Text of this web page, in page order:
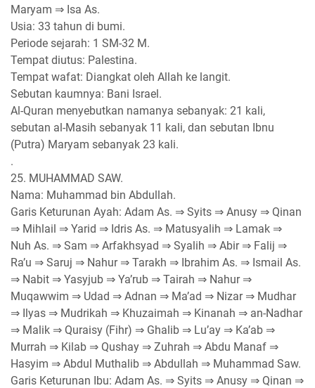
Maryam ⇒ Isa As.
Usia: 33 tahun di bumi.
Periode sejarah: 1 SM-32 M.
Tempat diutus: Palestina.
Tempat wafat: Diangkat oleh Allah ke langit.
Sebutan kaumnya: Bani Israel.
Al-Quran menyebutkan namanya sebanyak: 21 kali,
sebutan al-Masih sebanyak 11 kali, dan sebutan Ibnu
(Putra) Maryam sebanyak 23 kali.
.
25. MUHAMMAD SAW.
Nama: Muhammad bin Abdullah.
Garis Keturunan Ayah: Adam As. ⇒ Syits ⇒ Anusy ⇒ Qinan
⇒ Mihlail ⇒ Yarid ⇒ Idris As. ⇒ Matusyalih ⇒ Lamak ⇒
Nuh As. ⇒ Sam ⇒ Arfakhsyad ⇒ Syalih ⇒ Abir ⇒ Falij ⇒
Ra’u ⇒ Saruj ⇒ Nahur ⇒ Tarakh ⇒ Ibrahim As. ⇒ Ismail As.
⇒ Nabit ⇒ Yasyjub ⇒ Ya’rub ⇒ Tairah ⇒ Nahur ⇒
Muqawwim ⇒ Udad ⇒ Adnan ⇒ Ma’ad ⇒ Nizar ⇒ Mudhar
⇒ Ilyas ⇒ Mudrikah ⇒ Khuzaimah ⇒ Kinanah ⇒ an-Nadhar
⇒ Malik ⇒ Quraisy (Fihr) ⇒ Ghalib ⇒ Lu’ay ⇒ Ka’ab ⇒
Murrah ⇒ Kilab ⇒ Qushay ⇒ Zuhrah ⇒ Abdu Manaf ⇒
Hasyim ⇒ Abdul Muthalib ⇒ Abdullah ⇒ Muhammad Saw.
Garis Keturunan Ibu: Adam As. ⇒ Syits ⇒ Anusy ⇒ Qinan ⇒